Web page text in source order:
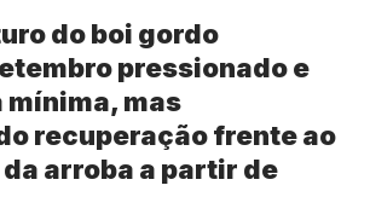
do boi gordo
pressionado e
mínima, mas
recuperação frente ao
arroba a partir de